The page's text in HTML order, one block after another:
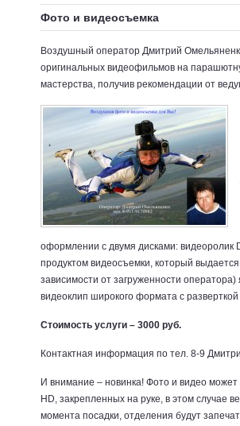
Фото и видеосъемка
Воздушный оператор Дмитрий
оригинальных видеофильмов на
мастерства, получив рекомендации от
оформлении с двумя дисками:
продуктом видеосъемки, который
зависимости от загруженности
видеоклип широкого формата с
Стоимость услуги – 3000 руб.
Контактная информация по тел. 8-9
И внимание – новинка! Фото и видео
HD, закрепленных на руке, в этом случае
момента посадки, отделения будут